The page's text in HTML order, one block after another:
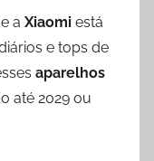
a Xiaomi está
e tops de
aparelhos
até 2029 ou